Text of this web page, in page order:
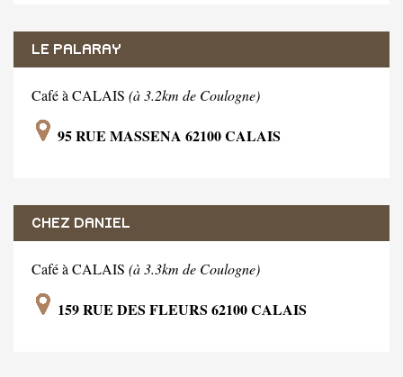
LE PALARAY
Café à CALAIS (à 3.2km de Coulogne)
95 RUE MASSENA 62100 CALAIS
CHEZ DANIEL
Café à CALAIS (à 3.3km de Coulogne)
159 RUE DES FLEURS 62100 CALAIS